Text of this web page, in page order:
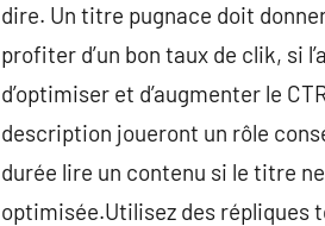
dire. Un titre pugnace doit
profiter d’un bon taux de clik, si
d’optimiser et d’augmenter le
description joueront un rôle
durée lire un contenu si le titre
optimisée.Utilisez des répliques